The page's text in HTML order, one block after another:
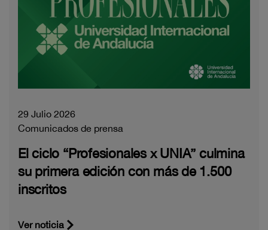
29 Julio 2026
Comunicados de prensa
El ciclo “Profesionales x UNIA” culmina
su primera edición con más de 1.500
inscritos
Ver noticia